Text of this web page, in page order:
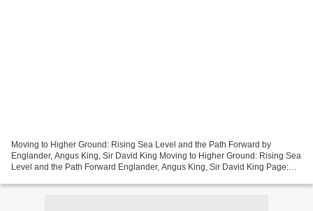
Moving to Higher Ground: Rising Sea Level and the Path Forward by
Englander, Angus King, Sir David King Moving to Higher Ground: Rising Sea
Level and the Path Forward Englander, Angus King, Sir David King Page: